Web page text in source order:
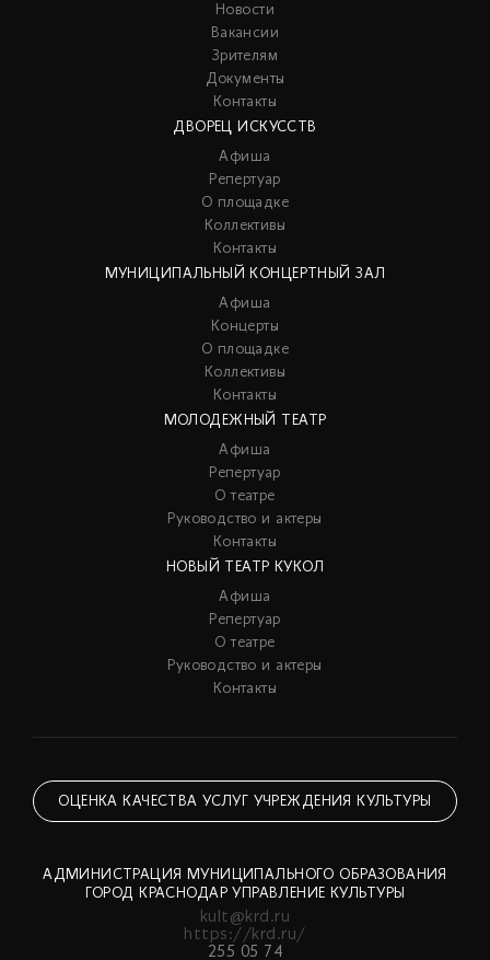
Новости
Вакансии
Зрителям
Документы
Контакты
ДВОРЕЦ ИСКУССТВ
Афиша
Репертуар
О площадке
Коллективы
Контакты
МУНИЦИПАЛЬНЫЙ КОНЦЕРТНЫЙ ЗАЛ
Афиша
Концерты
О площадке
Коллективы
Контакты
МОЛОДЕЖНЫЙ ТЕАТР
Афиша
Репертуар
О театре
Руководство и актеры
Контакты
НОВЫЙ ТЕАТР КУКОЛ
Афиша
Репертуар
О театре
Руководство и актеры
Контакты
ОЦЕНКА КАЧЕСТВА УСЛУГ УЧРЕЖДЕНИЯ КУЛЬТУРЫ
АДМИНИСТРАЦИЯ МУНИЦИПАЛЬНОГО ОБРАЗОВАНИЯ
ГОРОД КРАСНОДАР УПРАВЛЕНИЕ КУЛЬТУРЫ
kult@krd.ru
https://krd.ru/
255 05 74